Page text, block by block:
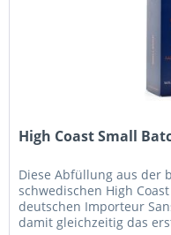
High Coast Small
Diese Abfüllung aus der
schwedischen High
deutschen Importeur
damit gleichzeitig das